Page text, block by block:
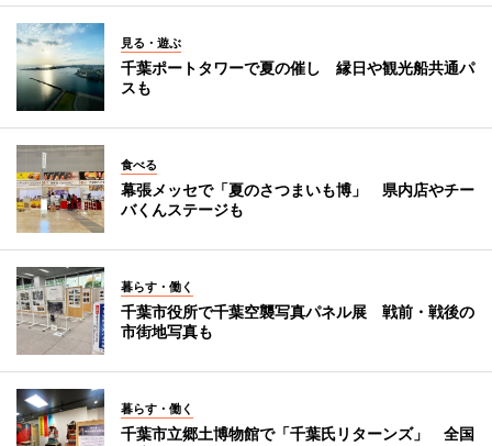
見る・遊ぶ
千葉ポートタワーで夏の催し 縁日や観光船共通パ
スも
食べる
幕張メッセで「夏のさつまいも博」 県内店やチー
バくんステージも
暮らす・働く
千葉市役所で千葉空襲写真パネル展 戦前・戦後の
市街地写真も
暮らす・働く
千葉市立郷土博物館で「千葉氏リターンズ」 全国